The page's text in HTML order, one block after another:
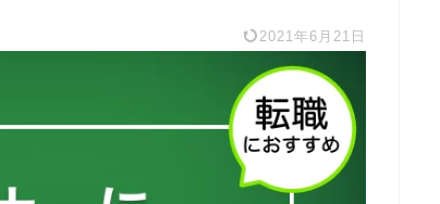
2021年6月21日